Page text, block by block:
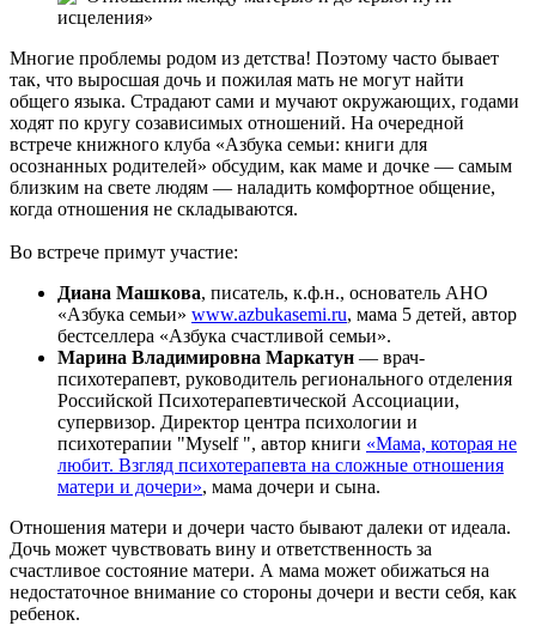
Многие проблемы родом из детства! Поэтому часто бывает
так, что выросшая дочь и пожилая мать не могут найти
общего языка. Страдают сами и мучают окружающих, годами
ходят по кругу созависимых отношений. На очередной
встрече книжного клуба «Азбука семьи: книги для
осознанных родителей» обсудим, как маме и дочке — самым
близким на свете людям — наладить комфортное общение,
когда отношения не складываются.
Во встрече примут участие:
Диана Машкова, писатель, к.ф.н., основатель АНО
«Азбука семьи» www.azbukasemi.ru, мама 5 детей, автор
бестселлера «Азбука счастливой семьи».
Марина Владимировна Маркатун — врач-
психотерапевт, руководитель регионального отделения
Российской Психотерапевтической Ассоциации,
супервизор. Директор центра психологии и
психотерапии "Myself ", автор книги «Мама, которая не
любит. Взгляд психотерапевта на сложные отношения
матери и дочери», мама дочери и сына.
Отношения матери и дочери часто бывают далеки от идеала.
Дочь может чувствовать вину и ответственность за
счастливое состояние матери. А мама может обижаться на
недостаточное внимание со стороны дочери и вести себя, как
ребенок.